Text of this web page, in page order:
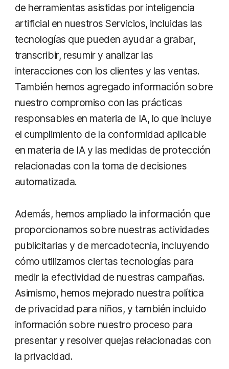
de herramientas asistidas por inteligencia
artificial en nuestros Servicios, incluidas las
tecnologías que pueden ayudar a grabar,
transcribir, resumir y analizar las
interacciones con los clientes y las ventas.
También hemos agregado información sobre
nuestro compromiso con las prácticas
responsables en materia de IA, lo que incluye
el cumplimiento de la conformidad aplicable
en materia de IA y las medidas de protección
relacionadas con la toma de decisiones
automatizada.
Además, hemos ampliado la información que
proporcionamos sobre nuestras actividades
publicitarias y de mercadotecnia, incluyendo
cómo utilizamos ciertas tecnologías para
medir la efectividad de nuestras campañas.
Asimismo, hemos mejorado nuestra política
de privacidad para niños, y también incluido
información sobre nuestro proceso para
presentar y resolver quejas relacionadas con
la privacidad.